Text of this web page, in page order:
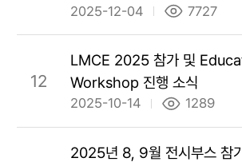
2025-12-04 7727
12
LMCE 2025 참가 및
Workshop 진행 소식
2025-10-14 1289
2025년 8, 9월 전시부스 참